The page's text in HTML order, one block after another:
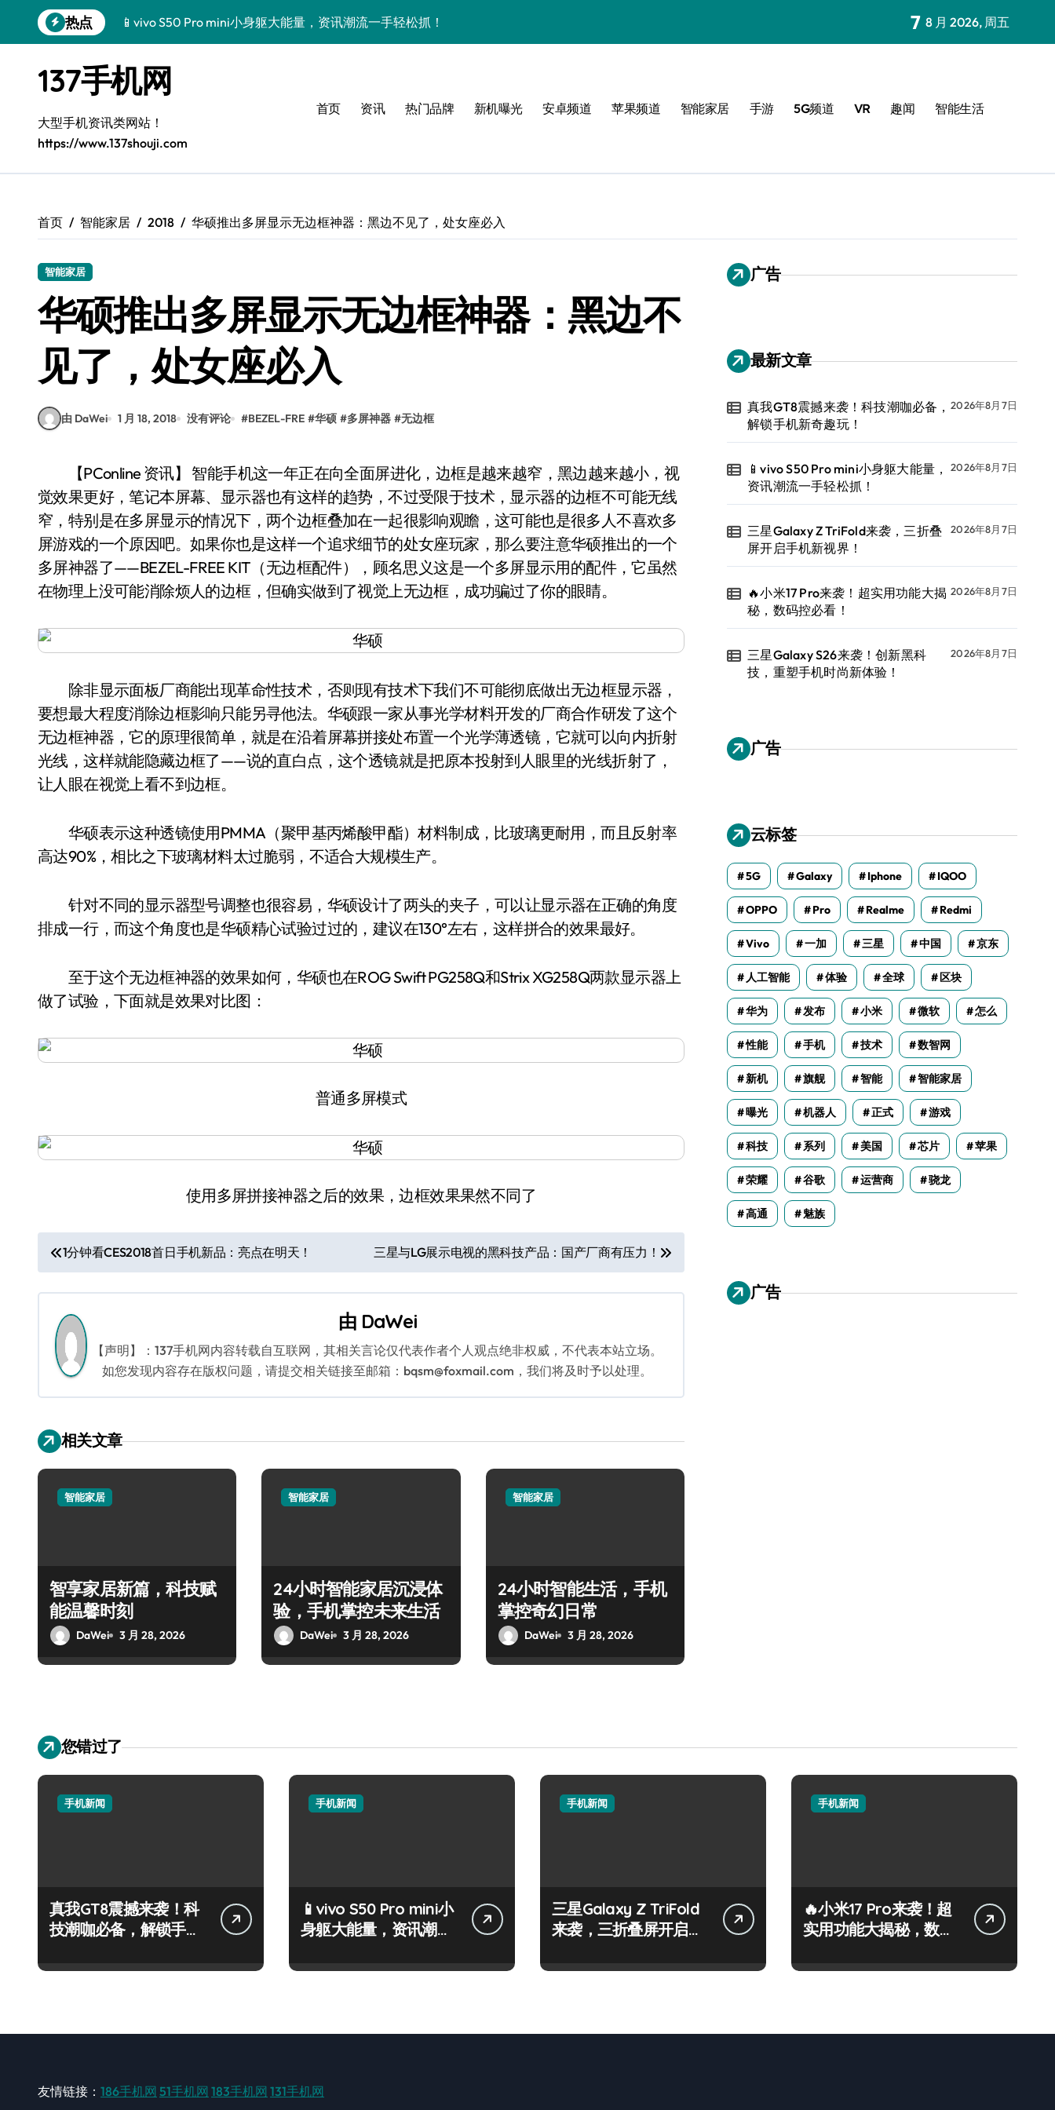
到
热点
📱vivo S50 Pro mini小身躯大能量，资讯潮流一手轻松抓！
🔥小米17 Pro来袭！超实用功能大揭秘，数码控必看！
三星Galaxy S26来袭！创新黑科技，重塑手机时尚新体验！
三星Galaxy Z Fold7抢先探秘！手机管家揭秘超燃新亮点
S25 Ultra颜值炸裂！定制主题潮到没朋友！
S26+颜值暴击！机皇美颜秘籍大公开
真我GT8震撼来袭！科技潮咖必备，解锁手机新奇趣玩！
7 8 月 2026, 周五
137手机网
大型手机资讯类网站！
https://www.137shouji.com
首页 资讯 热门品牌 新机曝光 安卓频道 苹果频道 智能家居 手游 5G频道 VR 趣闻 智能生活
首页 智能家居 2018 华硕推出多屏显示无边框神器：黑边不见了，处女座必入
智能家居
华硕推出多屏显示无边框神器：黑边不
见了，处女座必入
由 DaWei 1 月 18, 2018 没有评论 #BEZEL-FRE #华硕 #多屏神器 #无边框
【PConline 资讯】 智能手机这一年正在向全面屏进化，边框是越来越窄，黑边越来越小，视
觉效果更好，笔记本屏幕、显示器也有这样的趋势，不过受限于技术，显示器的边框不可能无线
窄，特别是在多屏显示的情况下，两个边框叠加在一起很影响观瞻，这可能也是很多人不喜欢多
屏游戏的一个原因吧。如果你也是这样一个追求细节的处女座玩家，那么要注意华硕推出的一个
多屏神器了——BEZEL-FREE KIT（无边框配件），顾名思义这是一个多屏显示用的配件，它虽然
在物理上没可能消除烦人的边框，但确实做到了视觉上无边框，成功骗过了你的眼睛。
除非显示面板厂商能出现革命性技术，否则现有技术下我们不可能彻底做出无边框显示器，
要想最大程度消除边框影响只能另寻他法。华硕跟一家从事光学材料开发的厂商合作研发了这个
无边框神器，它的原理很简单，就是在沿着屏幕拼接处布置一个光学薄透镜，它就可以向内折射
光线，这样就能隐藏边框了——说的直白点，这个透镜就是把原本投射到人眼里的光线折射了，
让人眼在视觉上看不到边框。
华硕表示这种透镜使用PMMA（聚甲基丙烯酸甲酯）材料制成，比玻璃更耐用，而且反射率
高达90%，相比之下玻璃材料太过脆弱，不适合大规模生产。
针对不同的显示器型号调整也很容易，华硕设计了两头的夹子，可以让显示器在正确的角度
排成一行，而这个角度也是华硕精心试验过过的，建议在130°左右，这样拼合的效果最好。
至于这个无边框神器的效果如何，华硕也在ROG Swift PG258Q和Strix XG258Q两款显示器上
做了试验，下面就是效果对比图：
普通多屏模式
使用多屏拼接神器之后的效果，边框效果果然不同了
文
章
导
航
1分钟看CES2018首日手机新品：亮点在明天！ 三星与LG展示电视的黑科技产品：国产厂商有压力！
由 DaWei
【声明】：137手机网内容转载自互联网，其相关言论仅代表作者个人观点绝非权威，不代表本站立场。
如您发现内容存在版权问题，请提交相关链接至邮箱：bqsm@foxmail.com，我们将及时予以处理。
相关文章
智能家居
智享家居新篇，科技赋
能温馨时刻
DaWei 3 月 28, 2026
智能家居
24小时智能家居沉浸体
验，手机掌控未来生活
DaWei 3 月 28, 2026
智能家居
24小时智能生活，手机
掌控奇幻日常
DaWei 3 月 28, 2026
广告
最新文章
真我GT8震撼来袭！科技潮咖必备，
解锁手机新奇趣玩！
2026年8月7日
📱vivo S50 Pro mini小身躯大能量，
资讯潮流一手轻松抓！
2026年8月7日
三星Galaxy Z TriFold来袭，三折叠
屏开启手机新视界！
2026年8月7日
🔥小米17 Pro来袭！超实用功能大揭
秘，数码控必看！
2026年8月7日
三星Galaxy S26来袭！创新黑科
技，重塑手机时尚新体验！
2026年8月7日
广告
云标签
5G Galaxy Iphone IQOO
OPPO Pro Realme Redmi
Vivo 一加 三星 中国 京东
人工智能 体验 全球 区块
华为 发布 小米 微软 怎么
性能 手机 技术 数智网
新机 旗舰 智能 智能家居
曝光 机器人 正式 游戏
科技 系列 美国 芯片 苹果
荣耀 谷歌 运营商 骁龙
高通 魅族
广告
您错过了
手机新闻
真我GT8震撼来袭！科
技潮咖必备，解锁手机
手机新闻
📱vivo S50 Pro mini小
身躯大能量，资讯潮流
手机新闻
三星Galaxy Z TriFold
来袭，三折叠屏开启手
手机新闻
🔥小米17 Pro来袭！超
实用功能大揭秘，数码
友情链接： 186手机网 51手机网 183手机网 131手机网